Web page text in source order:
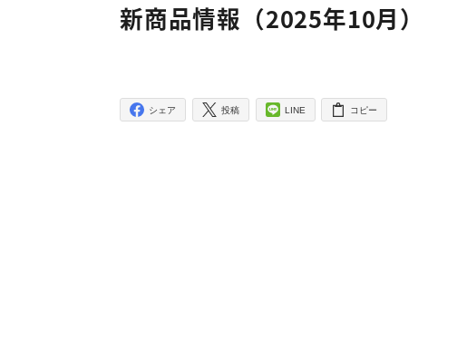
新商品情報（2025年10月）
シェア 投稿 LINE コピー